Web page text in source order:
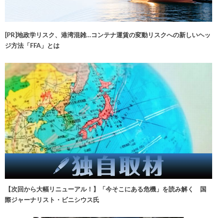
[PR]地政学リスク、港湾混雑…コンテナ運賃の変動リスクへの新しいヘッ
ジ方法「FFA」とは
【次回から大幅リニューアル！】「今そこにある危機」を読み解く 国
際ジャーナリスト・ビニシウス氏